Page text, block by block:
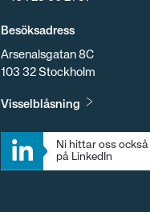
Besöksadress
Arsenalsgatan 8C
103 32 Stockholm
Visselblåsning
Ni hittar oss också
på LinkedIn